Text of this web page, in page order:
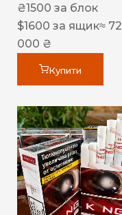
₴1500 за блок
$1600 за ящик≈ 72
000 ₴
Купити